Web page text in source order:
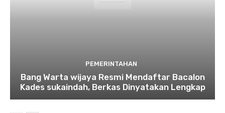
PEMERINTAHAN
Bang Warta wijaya Resmi Mendaftar Bacalon
Kades sukaindah, Berkas Dinyatakan Lengkap